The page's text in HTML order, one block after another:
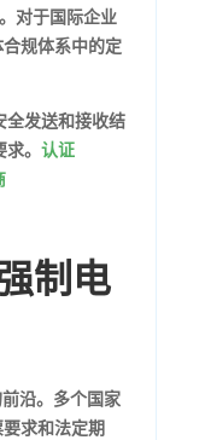
对于国际企业
规体系中的定
全发送和接收结
。 认证
制电
沿。多个国家
求和法定期